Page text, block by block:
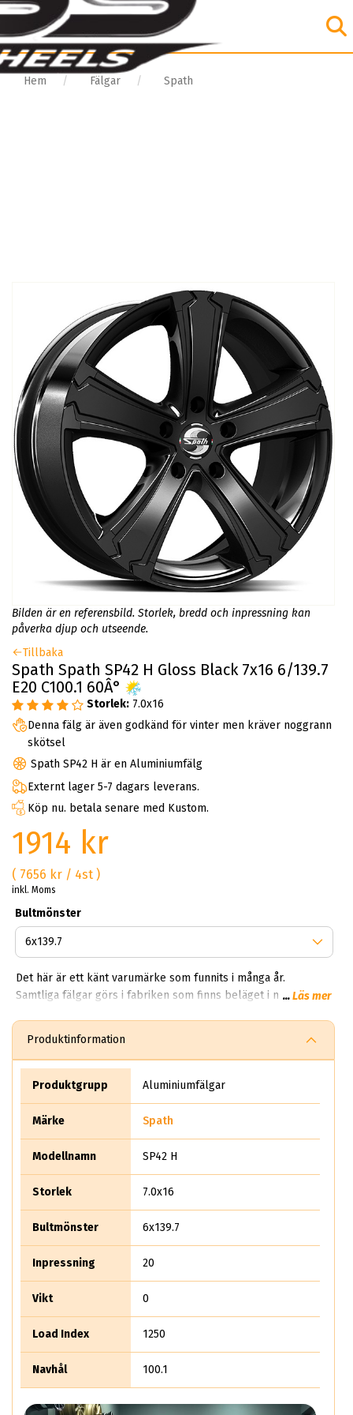
Hem Fälgar Spath
Bilden är en referensbild. Storlek, bredd och inpressning kan
påverka djup och utseende.
Tillbaka
Spath Spath SP42 H Gloss Black 7x16 6/139.7
E20 C100.1 60Â°
Storlek: 7.0x16
Denna fälg är även godkänd för vinter men kräver noggrann
skötsel
Spath SP42 H är en Aluminiumfälg
Externt lager 5-7 dagars leverans.
Köp nu. betala senare med Kustom.
1914 kr
( 7656 kr / 4st )
inkl. Moms
Bultmönster
Det här är ett känt varumärke som funnits i många år.
Samtliga fälgar görs i fabriken som finns beläget i norra
molekyler. Deras lättmetallfälgar utsätts för en fosfo
behandling som förhindrar oxidationsprocessen. För att
säkerställa leveranskrav så inspekteras varje fälg manuellt
självklart val att välja Spath.
...Läs mer
Produktinformation
Produktgrupp Aluminiumfälgar
Märke Spath
Modellnamn SP42 H
Storlek 7.0x16
Bultmönster 6x139.7
Inpressning 20
Vikt 0
Load Index 1250
Navhål 100.1